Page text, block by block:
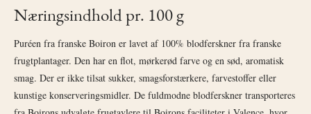
Næringsindhold pr. 100 g
Puréen fra franske Boiron er lavet af 100% blodferskner fra franske
frugtplantager. Den har en flot, mørkerød farve og en sød, aromatisk
smag. Der er ikke tilsat sukker, smagsforstærkere, farvestoffer eller
kunstige konserveringsmidler. De fuldmodne blodferskner transporteres